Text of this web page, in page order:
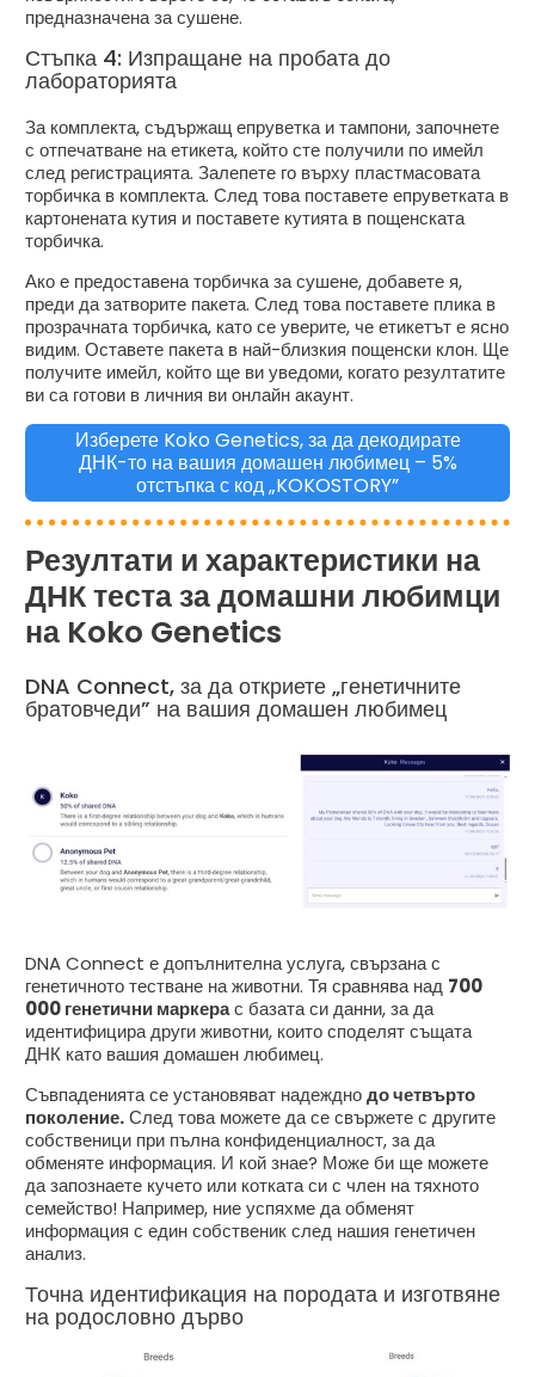
предназначена за сушене.
Стъпка 4: Изпращане на пробата до
лабораторията
За комплекта, съдържащ епруветка и тампони, започнете
с отпечатване на етикета, който сте получили по имейл
след регистрацията. Залепете го върху пластмасовата
торбичка в комплекта. След това поставете епруветката в
картонената кутия и поставете кутията в пощенската
торбичка.
Ако е предоставена торбичка за сушене, добавете я,
преди да затворите пакета. След това поставете плика в
прозрачната торбичка, като се уверите, че етикетът е ясно
видим. Оставете пакета в най-близкия пощенски клон. Ще
получите имейл, който ще ви уведоми, когато резултатите
ви са готови в личния ви онлайн акаунт.
Изберете Koko Genetics, за да декодирате
ДНК-то на вашия домашен любимец – 5%
отстъпка с код „KOKOSTORY”
Резултати и характеристики на
ДНК теста за домашни любимци
на Koko Genetics
DNA Connect, за да откриете „генетичните
братовчеди” на вашия домашен любимец
DNA Connect е допълнителна услуга, свързана с
генетичното тестване на животни. Тя сравнява над 700
000 генетични маркерас базата си данни, за да
идентифицира други животни, които споделят същата
ДНК като вашия домашен любимец.
Съвпаденията се установяват надежднодо четвърто
поколение.След това можете да се свържете с другите
собственици при пълна конфиденциалност, за да
обменяте информация. И кой знае? Може би ще можете
да запознаете кучето или котката си с член на тяхното
семейство! Например, ние успяхме да обменят
информация с един собственик след нашия генетичен
анализ.
Точна идентификация на породата и изготвяне
на родословно дърво